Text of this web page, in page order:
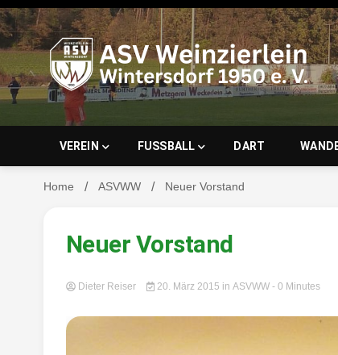
Skip
to
content
ASV
VEREIN FUSSBALL DART
Home ASVWW Neuer Vorstand
Neuer Vorstand
Dieter Reiser 20. März 2015 inASVWW - 0 Minutes